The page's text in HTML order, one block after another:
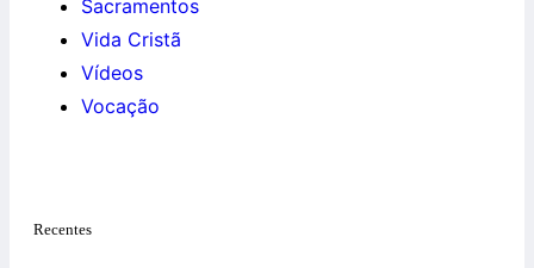
Sacramentos
Vida Cristã
Vídeos
Vocação
Recentes